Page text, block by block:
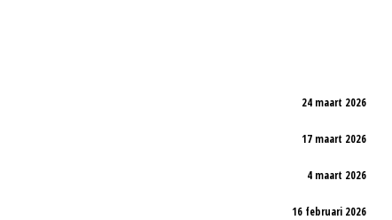
24 maart 2026
17 maart 2026
4 maart 2026
16 februari 2026